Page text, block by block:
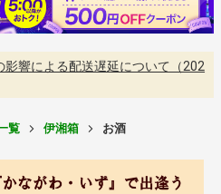
響による配送遅延について（202
覧 伊湘箱 お酒